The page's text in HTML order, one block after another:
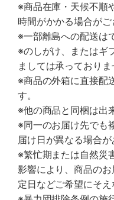
※商品在庫・天候不順
時間がかかる場合がご
※一部離島への配送は
※のしがけ、またはギ
ましては承っておりま
※商品の外箱に直接配
す。
※他の商品と同梱は出
※同一のお届け先でも
届け日が異なる場合が
※繁忙期または自然災
影響により、商品の
定日などご希望にそえ